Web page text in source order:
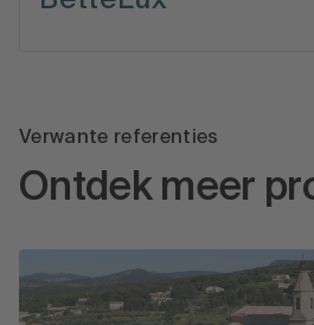
Verwante referenties
Ontdek meer